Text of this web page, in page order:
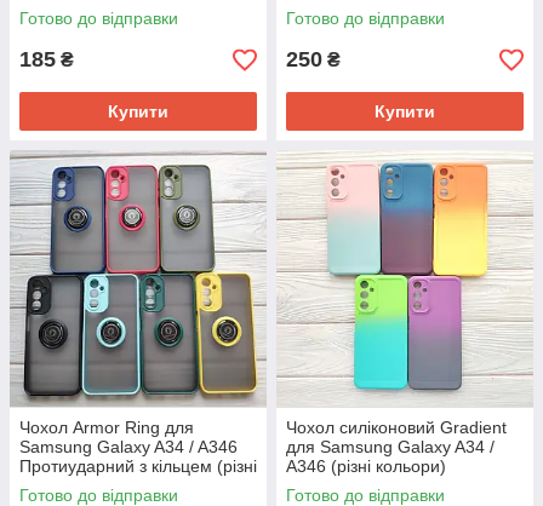
Готово до відправки
185 ₴
Купити
Готово до відправки
250 ₴
Купити
Чохол Armor Ring для
Samsung Galaxy A34 / A346
Протиударний з кільцем (різні
кольори)
Готово до відправки
Чохол силіконовий Gradient
для Samsung Galaxy A34 /
A346 (різні кольори)
Готово до відправки